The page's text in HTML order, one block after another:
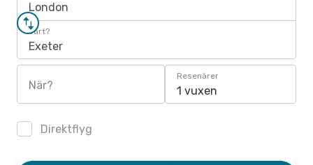
London
Vart?
Exeter
När?
Resenärer
1 vuxen
Direktflyg